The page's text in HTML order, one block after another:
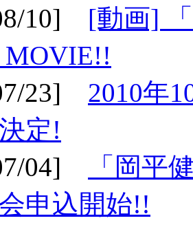
10] [動画]
23] 2010年
定!
04]
「岡平
申込開始!!